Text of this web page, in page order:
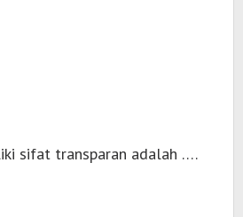
sifat transparan adalah ….